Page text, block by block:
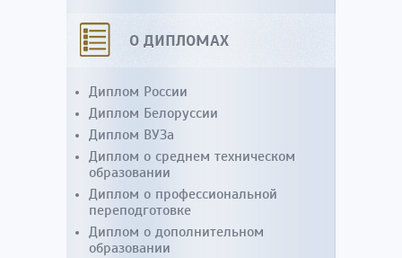
О ДИПЛОМАХ
Диплом России
Диплом Белоруссии
Диплом ВУЗа
Диплом о среднем техническом
образовании
Диплом о профессиональной
переподготовке
Диплом о дополнительном
образовании